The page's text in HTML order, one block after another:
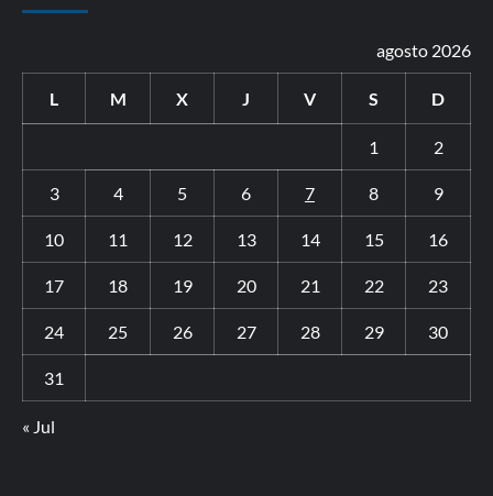
agosto 2026
L M X J V S D
1 2
3 4 5 6 7 8 9
10 11 12 13 14 15 16
17 18 19 20 21 22 23
24 25 26 27 28 29 30
31
« Jul